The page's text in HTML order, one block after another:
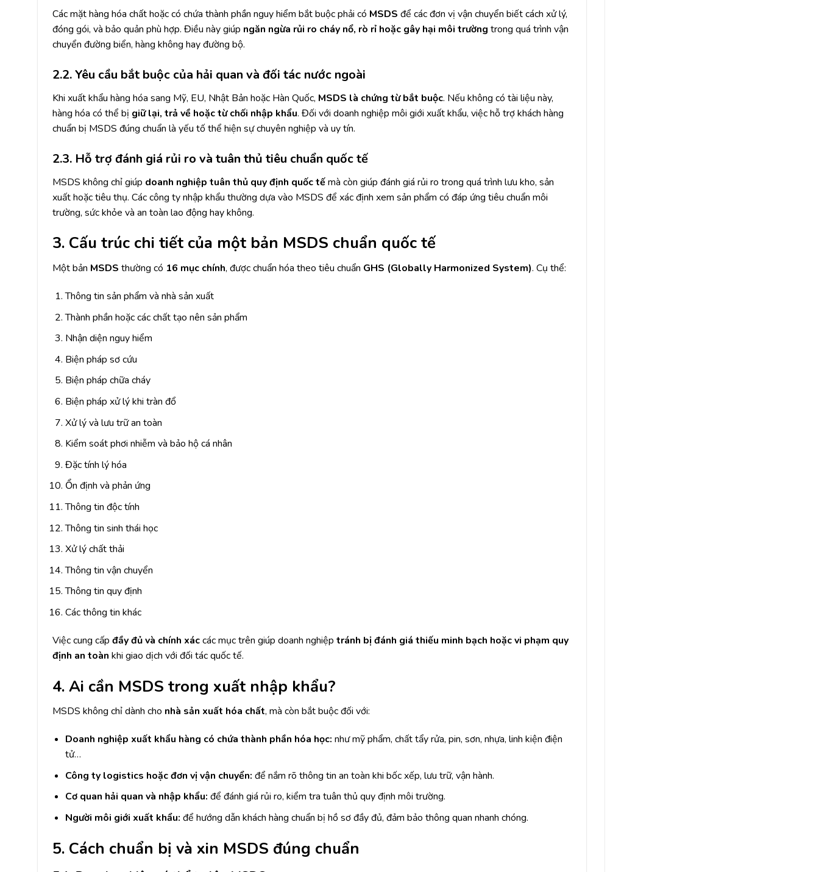
Các mặt hàng hóa chất hoặc có chứa thành phần nguy hiểm bắt buộc phải có MSDS để các đơn vị vận chuyển biết cách xử lý,
đóng gói, và bảo quản phù hợp. Điều này giúp ngăn ngừa rủi ro cháy nổ, rò rỉ hoặc gây hại môi trường trong quá trình vận
chuyển đường biển, hàng không hay đường bộ.
2.2. Yêu cầu bắt buộc của hải quan và đối tác nước ngoài
Khi xuất khẩu hàng hóa sang Mỹ, EU, Nhật Bản hoặc Hàn Quốc, MSDS là chứng từ bắt buộc. Nếu không có tài liệu này,
hàng hóa có thể bị giữ lại, trả về hoặc từ chối nhập khẩu. Đối với doanh nghiệp môi giới xuất khẩu, việc hỗ trợ khách hàng
chuẩn bị MSDS đúng chuẩn là yếu tố thể hiện sự chuyên nghiệp và uy tín.
2.3. Hỗ trợ đánh giá rủi ro và tuân thủ tiêu chuẩn quốc tế
MSDS không chỉ giúp doanh nghiệp tuân thủ quy định quốc tếmà còn giúp đánh giá rủi ro trong quá trình lưu kho, sản
xuất hoặc tiêu thụ. Các công ty nhập khẩu thường dựa vào MSDS để xác định xem sản phẩm có đáp ứng tiêu chuẩn môi
trường, sức khỏe và an toàn lao động hay không.
3. Cấu trúc chi tiết của một bản MSDS chuẩn quốc tế
Một bản MSDS thường có 16 mục chính, được chuẩn hóa theo tiêu chuẩn GHS (Globally Harmonized System). Cụ thể:
Thông tin sản phẩm và nhà sản xuất
Thành phần hoặc các chất tạo nên sản phẩm
Nhận diện nguy hiểm
Biện pháp sơ cứu
Biện pháp chữa cháy
Biện pháp xử lý khi tràn đổ
Xử lý và lưu trữ an toàn
Kiểm soát phơi nhiễm và bảo hộ cá nhân
Đặc tính lý hóa
Ổn định và phản ứng
Thông tin độc tính
Thông tin sinh thái học
Xử lý chất thải
Thông tin vận chuyển
Thông tin quy định
Các thông tin khác
Việc cung cấp đầy đủ và chính xáccác mục trên giúp doanh nghiệp tránh bị đánh giá thiếu minh bạch hoặc vi phạm quy
định an toàn khi giao dịch với đối tác quốc tế.
4. Ai cần MSDS trong xuất nhập khẩu?
MSDS không chỉ dành cho nhà sản xuất hóa chất, mà còn bắt buộc đối với:
Doanh nghiệp xuất khẩu hàng có chứa thành phần hóa học: như mỹ phẩm, chất tẩy rửa, pin, sơn, nhựa, linh kiện điện
tử…
Công ty logistics hoặc đơn vị vận chuyển: để nắm rõ thông tin an toàn khi bốc xếp, lưu trữ, vận hành.
Cơ quan hải quan và nhập khẩu: để đánh giá rủi ro, kiểm tra tuân thủ quy định môi trường.
Người môi giới xuất khẩu: để hướng dẫn khách hàng chuẩn bị hồ sơ đầy đủ, đảm bảo thông quan nhanh chóng.
5. Cách chuẩn bị và xin MSDS đúng chuẩn